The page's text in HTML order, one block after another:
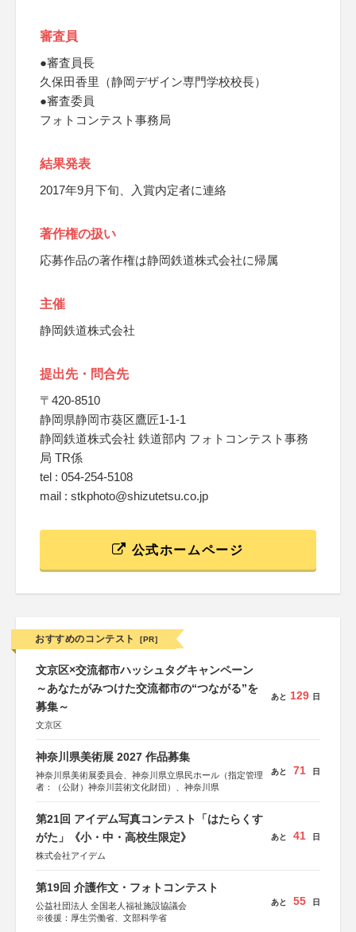
審査員
●審査員長
久保田香里（静岡デザイン専門学校校長）
●審査委員
フォトコンテスト事務局
結果発表
2017年9月下旬、入賞内定者に連絡
著作権の扱い
応募作品の著作権は静岡鉄道株式会社に帰属
主催
静岡鉄道株式会社
提出先・問合先
〒420-8510
静岡県静岡市葵区鷹匠1-1-1
静岡鉄道株式会社 鉄道部内 フォトコンテスト事務
局 TR係
tel : 054-254-5108
mail : stkphoto@shizutetsu.co.jp
公式ホームページ
おすすめのコンテスト [PR]
文京区×交流都市ハッシュタグキャンペーン
～あなたがみつけた交流都市の“つながる”を
募集～
文京区
あと 129 日
神奈川県美術展 2027 作品募集
神奈川県美術展委員会、神奈川県立県民ホール（指定管理
者：（公財）神奈川芸術文化財団）、神奈川県
あと 71 日
第21回 アイデム写真コンテスト「はたらくす
がた」《小・中・高校生限定》
株式会社アイデム
あと 41 日
第19回 介護作文・フォトコンテスト
公益社団法人 全国老人福祉施設協議会
※後援：厚生労働省、文部科学省
あと 55 日